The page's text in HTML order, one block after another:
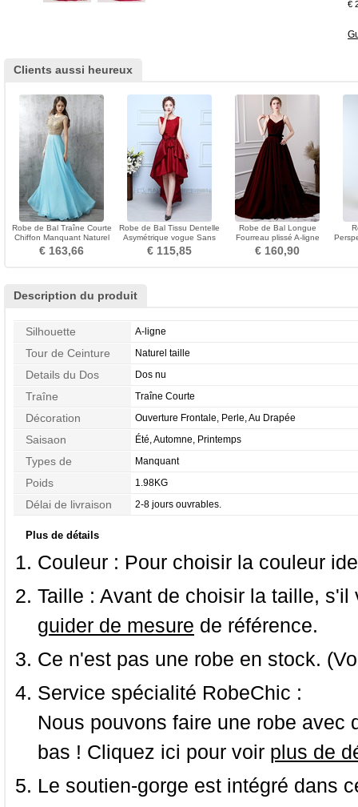
€
Clients aussi heureux
Robe de Bal Traîne Courte
Chiffon Manquant Naturel
taille Perspectif
€ 163,66
Robe de Bal Tissu Dentelle
Asymétrique vogue Sans
Manches Col U Profond
€ 115,85
Robe de Bal Longue
Fourreau plissé A-ligne
Sans Manches Bretelles
Spaghetti
€ 160,90
Description du produit
Silhouette A-ligne
Tour de Ceinture Naturel taille
Details du Dos Dos nu
Traîne Traîne Courte
Décoration Ouverture Frontale, Perle, Au Drapée
Saisaon Été, Automne, Printemps
Types de
Morphologie
Manquant
Poids 1.98KG
Délai de livraison 2-8 jours ouvrables.
Plus de détails
Couleur : Pour choisir la couleur
Taille : Avant de choisir la taille,
guider de mesure de référence.
Ce n'est pas une robe en stock.
Service spécialité RobeChic :
Nous pouvons faire une robe
bas ! Cliquez ici pour voir plus de
Le soutien-gorge est intégré dans